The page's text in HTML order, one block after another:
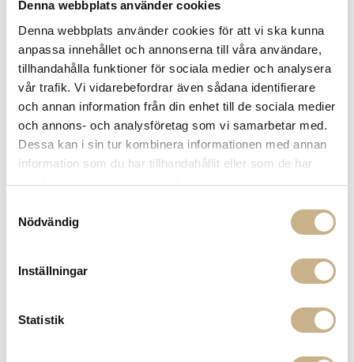
Denna webbplats använder cookies
Denna webbplats använder cookies för att vi ska kunna
anpassa innehållet och annonserna till våra användare,
tillhandahålla funktioner för sociala medier och analysera
vår trafik. Vi vidarebefordrar även sådana identifierare
och annan information från din enhet till de sociala medier
och annons- och analysföretag som vi samarbetar med.
Dessa kan i sin tur kombinera informationen med annan
information som du har tillhandahållit eller som de har
samlat in när du har använt deras tjänster.
Nödvändig
Inställningar
Statistik
Hämta i butik
FRÅGA OSS OM PRODUKTEN
SPECIFIKATIONER